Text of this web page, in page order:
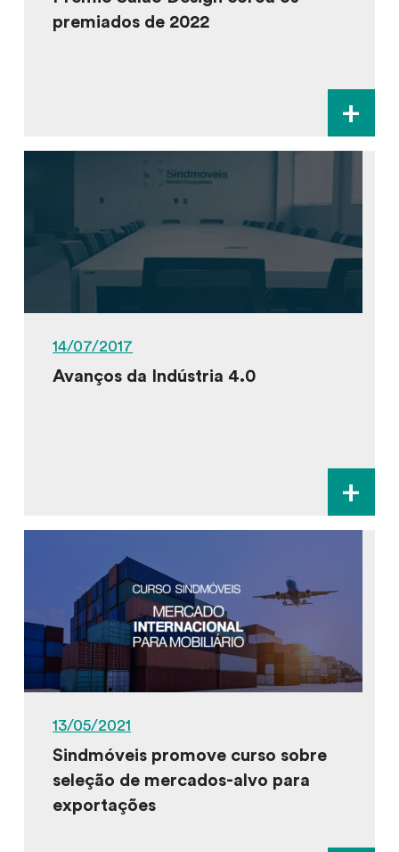
premiados de 2022
+
14/07/2017
Avanços da Indústria 4.0
+
13/05/2021
Sindmóveis promove curso sobre
seleção de mercados-alvo para
exportações